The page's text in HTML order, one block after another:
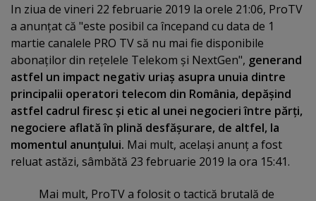
In ziua de vineri 22 februarie 2019 la orele 21:06, ProTV
a anunţat că "este posibil ca începand cu data de 1
martie canalele PRO TV să nu mai fie disponibile
abonaţilor din reţelele Telekom şi NextGen", generand
astfel un impact negativ uriaş asupra unuia dintre
principalii operatori telecom din România, depăşind
astfel cadrul firesc şi etic al unei negocieri între părţi,
negociere aflată în plină desfăşurare, de altfel, la
momentul anunţului. Mai mult, acelaşi anunţ a fost
reluat astăzi, sâmbătă 23 februarie 2019 la ora 15:41.
Mai mult, ProTV a folosit o tactică brutală de